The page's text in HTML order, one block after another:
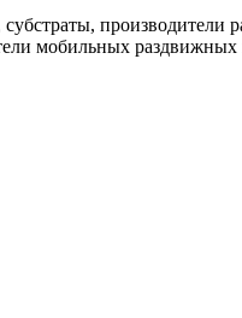
производители
мобильных раздвижных